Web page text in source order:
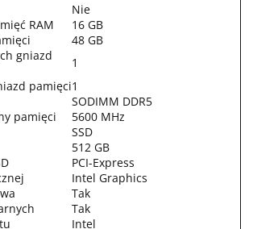
Nie
RAM
16 GB
48 GB
gniazd
1
pamięci1
SODIMM DDR5
pamięci
5600 MHz
SSD
512 GB
PCI-Express
Intel Graphics
Tak
Tak
Intel